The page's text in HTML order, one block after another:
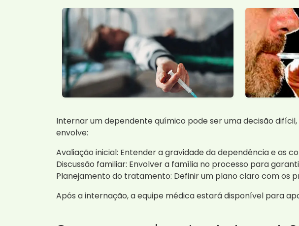
Internar um dependente químico pode ser uma decisão
envolve:
Avaliação inicial: Entender a gravidade da dependência e as
Discussão familiar: Envolver a família no processo para
Planejamento do tratamento: Definir um plano claro com os
Após a internação, a equipe médica estará disponível para